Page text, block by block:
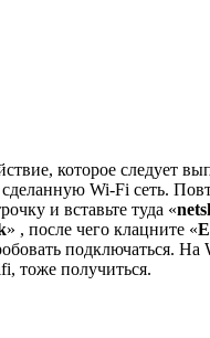
которое следует
сделанную Wi-Fi сеть.
и вставьте туда «
» , после чего клацните «
подключаться. На
тоже получиться.